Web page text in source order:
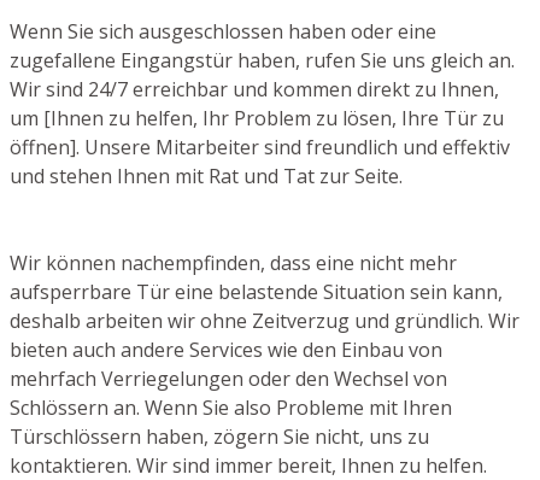
Wenn Sie sich ausgeschlossen haben oder eine
zugefallene Eingangstür haben, rufen Sie uns gleich an.
Wir sind 24/7 erreichbar und kommen direkt zu Ihnen,
um [Ihnen zu helfen, Ihr Problem zu lösen, Ihre Tür zu
öffnen]. Unsere Mitarbeiter sind freundlich und effektiv
und stehen Ihnen mit Rat und Tat zur Seite.
Wir können nachempfinden, dass eine nicht mehr
aufsperrbare Tür eine belastende Situation sein kann,
deshalb arbeiten wir ohne Zeitverzug und gründlich. Wir
bieten auch andere Services wie den Einbau von
mehrfach Verriegelungen oder den Wechsel von
Schlössern an. Wenn Sie also Probleme mit Ihren
Türschlössern haben, zögern Sie nicht, uns zu
kontaktieren. Wir sind immer bereit, Ihnen zu helfen.